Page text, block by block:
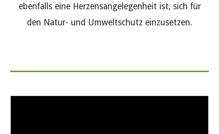
ebenfalls eine Herzensangelegenheit ist, sich für
den Natur- und Umweltschutz einzusetzen.